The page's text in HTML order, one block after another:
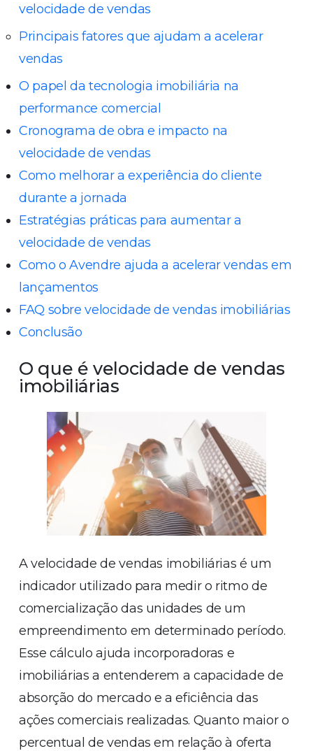
velocidade de vendas
Principais fatores que ajudam a acelerar
vendas
O papel da tecnologia imobiliária na
performance comercial
Cronograma de obra e impacto na
velocidade de vendas
Como melhorar a experiência do cliente
durante a jornada
Estratégias práticas para aumentar a
velocidade de vendas
Como o Avendre ajuda a acelerar vendas em
lançamentos
FAQ sobre velocidade de vendas imobiliárias
Conclusão
O que é velocidade de vendas
imobiliárias
A velocidade de vendas imobiliárias é um
indicador utilizado para medir o ritmo de
comercialização das unidades de um
empreendimento em determinado período.
Esse cálculo ajuda incorporadoras e
imobiliárias a entenderem a capacidade de
absorção do mercado e a eficiência das
ações comerciais realizadas. Quanto maior o
percentual de vendas em relação à oferta